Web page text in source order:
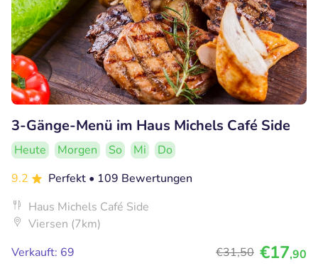
3-Gänge-Menü im Haus Michels Café Side
Heute Morgen So Mi
Do
9.2
Perfekt • 109 Bewertungen
Haus Michels Café Side
Viersen (7km)
Verkauft: 69
€31,50 €17,90